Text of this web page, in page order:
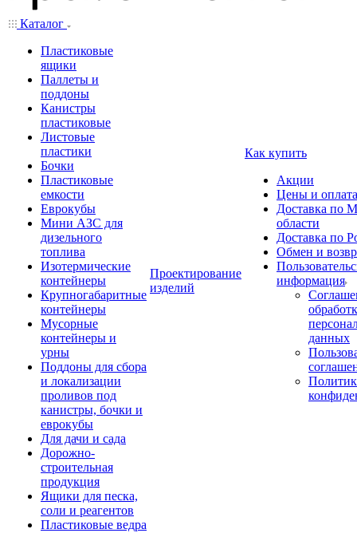
Каталог
Пластиковые
ящики
Паллеты и
поддоны
Канистры
пластиковые
Листовые
пластики
Бочки
Пластиковые
емкости
Еврокубы
Мини АЗС для
дизельного
топлива
Изотермические
контейнеры
Крупногабаритные
контейнеры
Мусорные
контейнеры и
урны
Поддоны для сбора
и локализации
проливов под
канистры, бочки и
еврокубы
Для дачи и сада
Дорожно-
строительная
продукция
Ящики для песка,
соли и реагентов
Пластиковые ведра
Проектирование
изделий
Как купить
Акции
Цены и оплата
Доставка по
области
Доставка по
Обмен и
информация
данных